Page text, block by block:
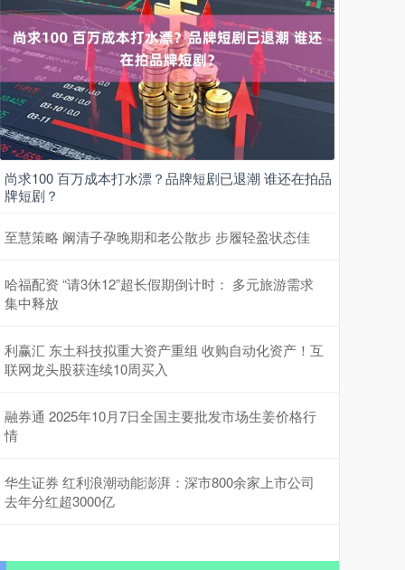
尚求100 百万成本打水漂？品牌短剧已退潮 谁还在拍品
牌短剧？
至慧策略 阚清子孕晚期和老公散步 步履轻盈状态佳
哈福配资 “请3休12”超长假期倒计时： 多元旅游需求
集中释放
利赢汇 东土科技拟重大资产重组 收购自动化资产！互
联网龙头股获连续10周买入
融券通 2025年10月7日全国主要批发市场生姜价格行
情
华生证券 红利浪潮动能澎湃：深市800余家上市公司
去年分红超3000亿